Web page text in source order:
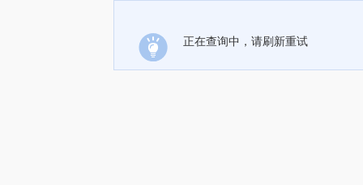
正在查询中，请刷新重试